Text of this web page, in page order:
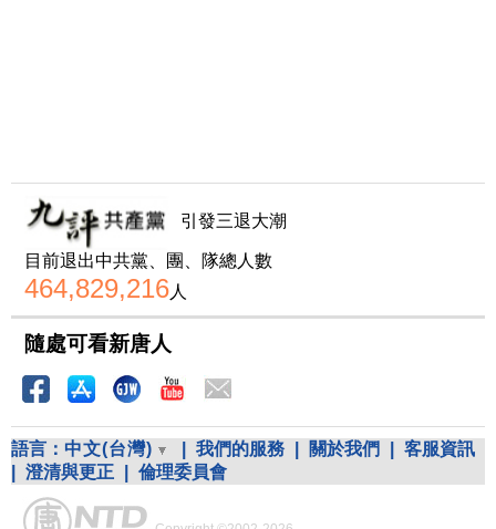
引發三退大潮
目前退出中共黨、團、隊總人數
464,829,216人
隨處可看新唐人
語言： 中文(台灣) 我們的服務 關於我們
客服資訊
澄清與更正 倫理委員會